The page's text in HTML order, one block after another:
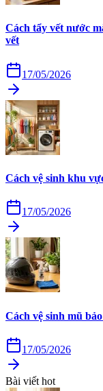
Cách tẩy vết nước
vết
17/05/2026
Cách vệ sinh khu
17/05/2026
Cách vệ sinh mũ
17/05/2026
Bài viết hot